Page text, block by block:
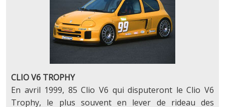
CLIO V6 TROPHY
En avril 1999, 85 Clio V6 qui disputeront le Clio V6
Trophy, le plus souvent en lever de rideau des